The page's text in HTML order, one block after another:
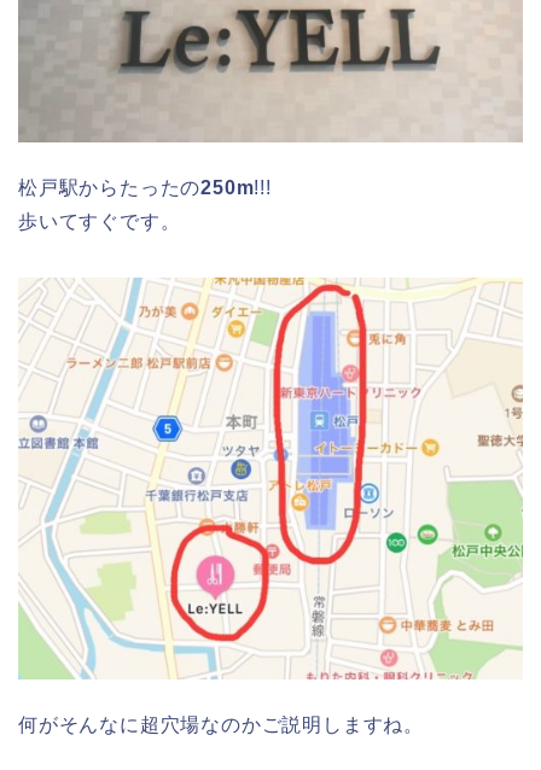
松戸駅からたったの250m!!!
歩いてすぐです。
何がそんなに超穴場なのかご説明しますね。